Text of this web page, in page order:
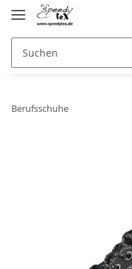
Berufsschuhe